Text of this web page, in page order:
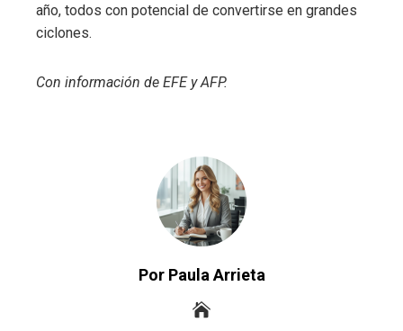
año, todos con potencial de convertirse en grandes
ciclones.
Con información de EFE y AFP.
Por Paula Arrieta